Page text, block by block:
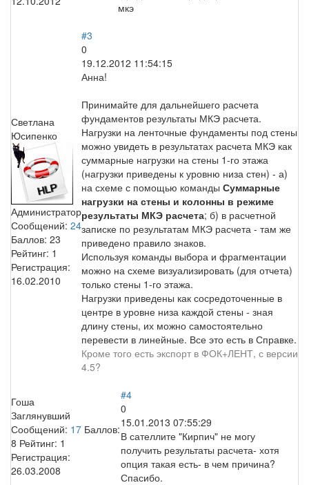
мкэ
Светлана
Юсипенко
Администратор
Сообщений: 24
Баллов: 23
Рейтинг: 1
Регистрация:
16.02.2010
#3
0
19.12.2012 11:54:15
Анна!
Принимайте для дальнейшего расчета
фундаментов результаты МКЭ расчета.
Нагрузки на ленточные фундаменты под стены
можно увидеть в результатах расчета МКЭ как
суммарные нагрузки на стены 1-го этажа
(нагрузки приведены к уровню низа стен) - а)
на схеме с помощью команды Суммарные
нагрузки на стены и колонны в режиме
результаты МКЭ расчета; б) в расчетной
записке по результатам МКЭ расчета - там же
приведено правило знаков.
Используя команды выбора и фрагментации
можно на схеме визуализировать (для отчета)
только стены 1-го этажа.
Нагрузки приведены как сосредоточенные в
центре в уровне низа каждой стены - зная
длину стены, их можно самостоятельно
перевести в линейные. Все это есть в Справке.
Кроме того есть экспорт в ФОК+ЛЕНТ, с версии
4.5?
Гоша
Заглянувший
Сообщений: 17 Баллов:
8 Рейтинг: 1
Регистрация:
26.03.2008
#4
0
15.01.2013 07:55:29
В сателлите "Кирпич" не могу
получить результаты расчета- хотя
опция такая есть- в чем причина?
Спасибо.